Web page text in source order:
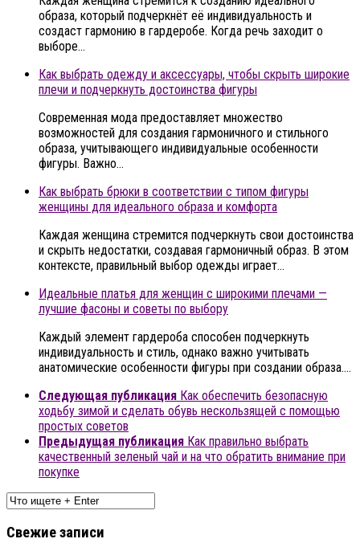
образа, который подчеркнёт её индивидуальность и
создаст гармонию в гардеробе. Когда речь заходит о
выборе…
Как выбрать одежду и аксессуары, чтобы скрыть широкие
плечи и подчеркнуть достоинства фигуры
Современная мода предоставляет множество
возможностей для создания гармоничного и стильного
образа, учитывающего индивидуальные особенности
фигуры. Важно…
Как выбрать брюки в соответствии с типом фигуры
женщины для идеального образа и комфорта
Каждая женщина стремится подчеркнуть свои достоинства
и скрыть недостатки, создавая гармоничный образ. В этом
контексте, правильный выбор одежды играет…
Идеальные платья для женщин с широкими плечами —
лучшие фасоны и советы по выбору
Каждый элемент гардероба способен подчеркнуть
индивидуальность и стиль, однако важно учитывать
анатомические особенности фигуры при создании образа….
Следующая публикация Как обеспечить безопасную
ходьбу зимой и сделать обувь нескользящей с помощью
простых советов
Предыдущая публикация Как правильно выбрать
качественный зеленый чай и на что обратить внимание при
покупке
Свежие записи